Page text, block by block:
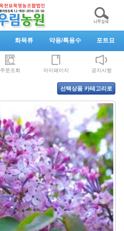
화목류 약용/특용수 포트묘
주문조회 마이페이지 공지사항